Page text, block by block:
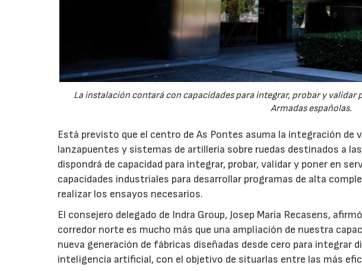
La instalación contará con capacidades para integrar, probar y validar
Armadas españolas.
Está previsto que el centro de As Pontes asuma la integración de
lanzapuentes y sistemas de artillería sobre ruedas destinados a
dispondrá de capacidad para integrar, probar, validar y poner en
capacidades industriales para desarrollar programas de alta
realizar los ensayos necesarios.
El consejero delegado de Indra Group, Josep María Recasens,
corredor norte es mucho más que una ampliación de nuestra
nueva generación de fábricas diseñadas desde cero para
inteligencia artificial, con el objetivo de situarlas entre las más